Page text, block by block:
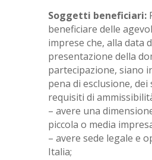
Soggetti beneficiari:
beneficiare delle
imprese che, alla data
presentazione della
partecipazione, siano
pena di esclusione, dei
requisiti di
– avere una
piccola o media
– avere sede legale e
Italia;